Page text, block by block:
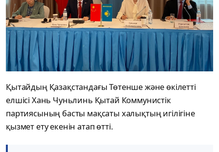
Қытайдың Қазақстандағы Төтенше және өкілетті
елшісі Хань Чуньлинь Қытай Коммунистік
партиясының басты мақсаты халықтың игілігіне
қызмет ету екенін атап өтті.